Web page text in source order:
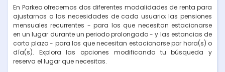
En Parkeo ofrecemos dos diferentes modalidades de renta para
ajustarnos a las necesidades de cada usuario; las pensiones
mensuales recurrentes - para los que necesitan estacionarse
en un lugar durante un periodo prolongado - y las estancias de
corto plazo - para los que necesitan estacionarse por hora(s) o
día(s). Explora las opciones modificando tu búsqueda y
reserva el lugar que necesitas.